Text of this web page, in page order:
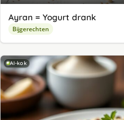
Ayran = Yogurt drank
Bijgerechten
AI-kok